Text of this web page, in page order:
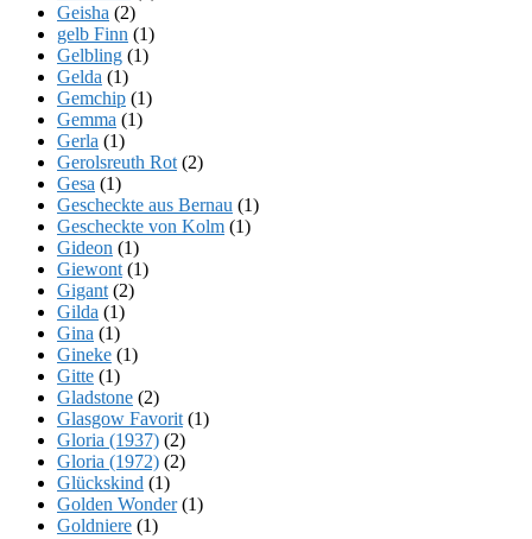
Geisha (2)
gelb Finn (1)
Gelbling (1)
Gelda (1)
Gemchip (1)
Gemma (1)
Gerla (1)
Gerolsreuth Rot (2)
Gesa (1)
Gescheckte aus Bernau (1)
Gescheckte von Kolm (1)
Gideon (1)
Giewont (1)
Gigant (2)
Gilda (1)
Gina (1)
Gineke (1)
Gitte (1)
Gladstone (2)
Glasgow Favorit (1)
Gloria (1937) (2)
Gloria (1972) (2)
Glückskind (1)
Golden Wonder(1)
Goldniere (1)